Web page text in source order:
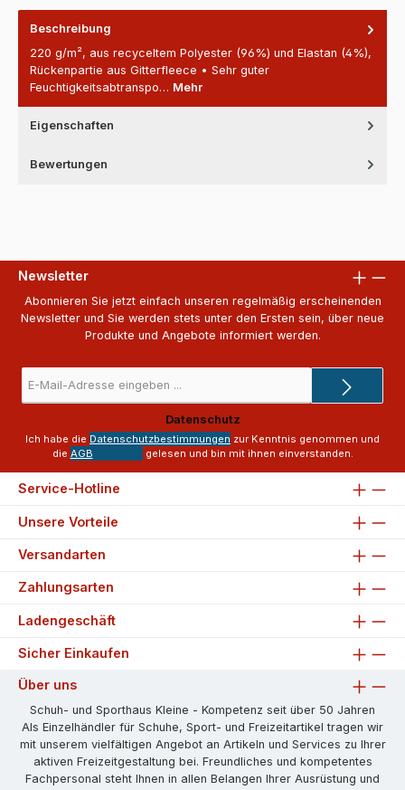
Beschreibung
220 g/m², aus recyceltem Polyester (96%) und Elastan (4%),
Rückenpartie aus Gitterfleece • Sehr guter
Feuchtigkeitsabtranspo… Mehr
Eigenschaften
Bewertungen
Newsletter
Abonnieren Sie jetzt einfach unseren regelmäßig erscheinenden
Newsletter und Sie werden stets unter den Ersten sein, über neue
Produkte und Angebote informiert werden.
Mail-
Adresse
*
Datenschutz
Ich habe die Datenschutzbestimmungen zur Kenntnis genommen und
die AGB gelesen und bin mit ihnen einverstanden.
Service-Hotline
Unsere Vorteile
Versandarten
Zahlungsarten
Ladengeschäft
Sicher Einkaufen
Über uns
Schuh- und Sporthaus Kleine - Kompetenz seit über 50 Jahren
Als Einzelhändler für Schuhe, Sport- und Freizeitartikel tragen wir
mit unserem vielfältigen Angebot an Artikeln und Services zu Ihrer
aktiven Freizeitgestaltung bei. Freundliches und kompetentes
Fachpersonal steht Ihnen in allen Belangen Ihrer Ausrüstung und